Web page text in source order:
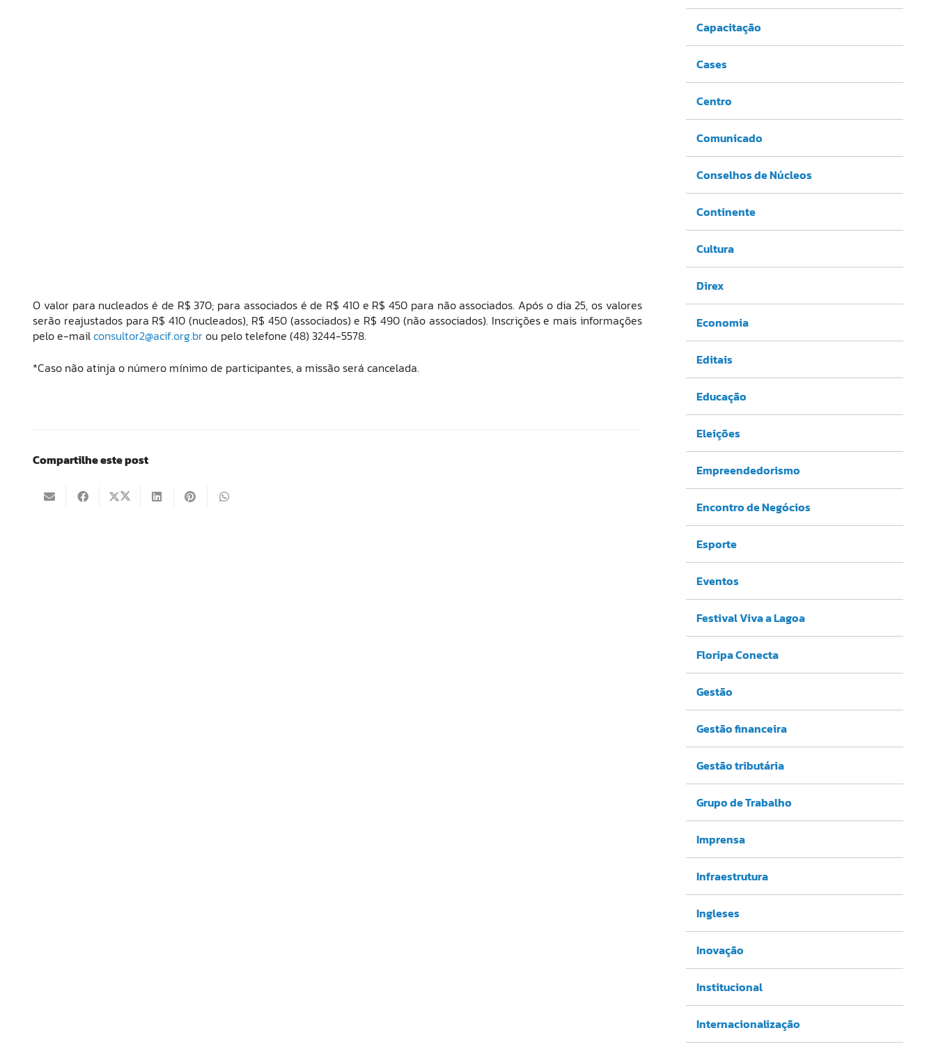
O valor para nucleados é de R$ 370; para associados é de R$ 410 e R$ 450 para não associados. Após o dia 25, os valores
serão reajustados para R$ 410 (nucleados), R$ 450 (associados) e R$ 490 (não associados). Inscrições e mais informações
pelo e-mailconsultor2@acif.org.brou pelo telefone (48) 3244-5578.
*Caso não atinja o número mínimo de participantes, a missão será cancelada.
Compartilhe este post
Capacitação
Cases
Centro
Comunicado
Conselhos de Núcleos
Continente
Cultura
Direx
Economia
Editais
Educação
Eleições
Empreendedorismo
Encontro de Negócios
Esporte
Eventos
Festival Viva a Lagoa
Floripa Conecta
Gestão
Gestão financeira
Gestão tributária
Grupo de Trabalho
Imprensa
Infraestrutura
Ingleses
Inovação
Institucional
Internacionalização